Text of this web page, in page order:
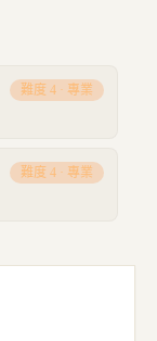
難度 4 · 專業
難度 4 · 專業